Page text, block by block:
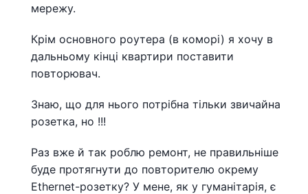
мережу.
Крім основного роутера (в коморі) я хочу в
дальньому кінці квартири поставити
повторювач.
Знаю, що для нього потрібна тільки звичайна
розетка, но !!!
Раз вже й так роблю ремонт, не правильніше
буде протягнути до повторителю окрему
Ethernet-розетку? У мене, як у гуманітарія, є